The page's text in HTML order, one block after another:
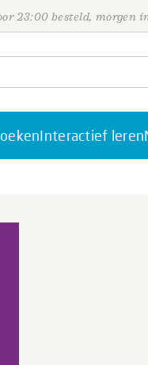
23:00 besteld, morgen
Interactief leren